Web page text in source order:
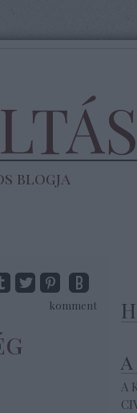
blogja
komment
A